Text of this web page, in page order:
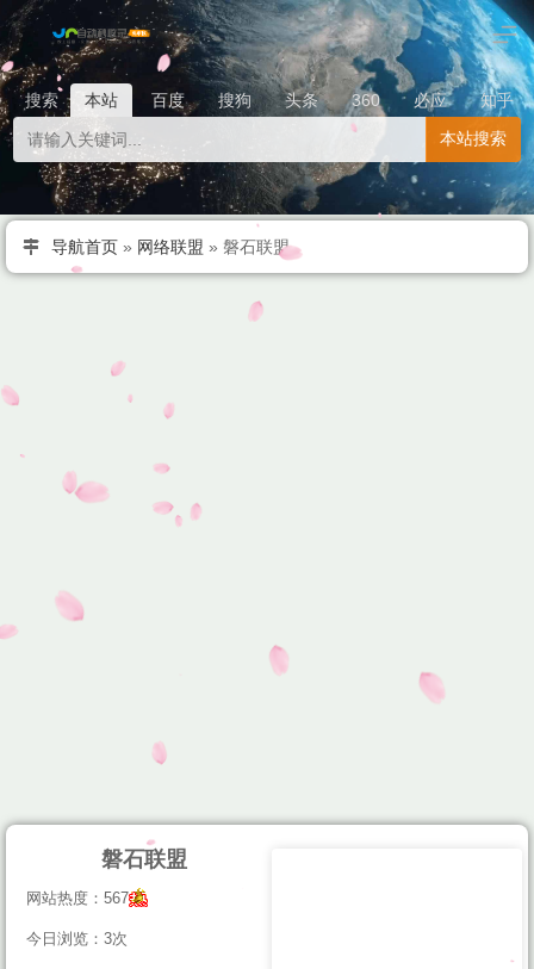
搜索 本站 百度 搜狗 头条 360 必应
知乎
本站搜索
导航首页 » 网络联盟 » 磐石联盟
磐石联盟
网站热度：567
今日浏览：3次